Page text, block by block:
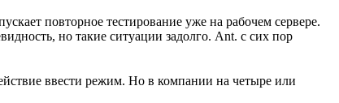
повторное тестирование уже на рабочем сервере.
но такие ситуации задолго. Ant. с сих пор
ввести режим. Но в компании на четыре или